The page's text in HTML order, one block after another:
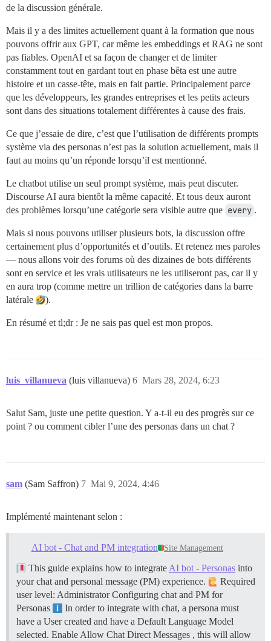
de la discussion générale.
Mais il y a des limites actuellement quant à la formation que nous
pouvons offrir aux GPT, car même les embeddings et RAG ne sont
pas fiables. OpenAI et sa façon de changer et de limiter
constamment tout en gardant tout en phase bêta est une autre
histoire et un casse-tête, mais en fait partie. Principalement parce
que les développeurs, les grandes entreprises et les petits acteurs
sont dans des situations totalement différentes à cause des frais.
Ce que j’essaie de dire, c’est que l’utilisation de différents prompts
système via des personas n’est pas la solution actuellement, mais il
faut au moins qu’un réponde lorsqu’il est mentionné.
Le chatbot utilise un seul prompt système, mais peut discuter.
Discourse AI aura bientôt la même capacité. Et tous deux auront
des problèmes lorsqu’une catégorie sera visible autre que every .
Mais si nous pouvons utiliser plusieurs bots, la discussion offre
certainement plus d’opportunités et d’outils. Et retenez mes paroles
— nous allons voir des forums où des dizaines de bots différents
sont en service et les vrais utilisateurs ne les utiliseront pas, car il y
en aura trop (comme mettre un trillion de catégories dans la barre
latérale
).
En résumé et tl;dr : Je ne sais pas quel est mon propos.
luis_villanueva (luis villanueva) Mars 28, 2024, 6:23
6
Salut Sam, juste une petite question. Y a-t-il eu des progrès sur ce
point ? ou comment cibler l’une des personas dans un chat ?
sam (Sam Saffron) Mai 9, 2024, 4:46
7
Implémenté maintenant selon :
AI bot - Chat and PM integration Site Management
This guide explains how to integrate AI bot - Personas into
your chat and personal message (PM) experience.
Required
user level: AdministratorConfiguring chat and PM for
Personas
In order to integrate with chat, a persona must
have a User created and have a Default Language Model
selected. Enable Allow Chat Direct Messages , this will allow